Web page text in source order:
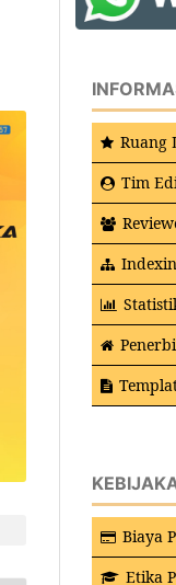
Ruang
Tim
Biaya
Etika